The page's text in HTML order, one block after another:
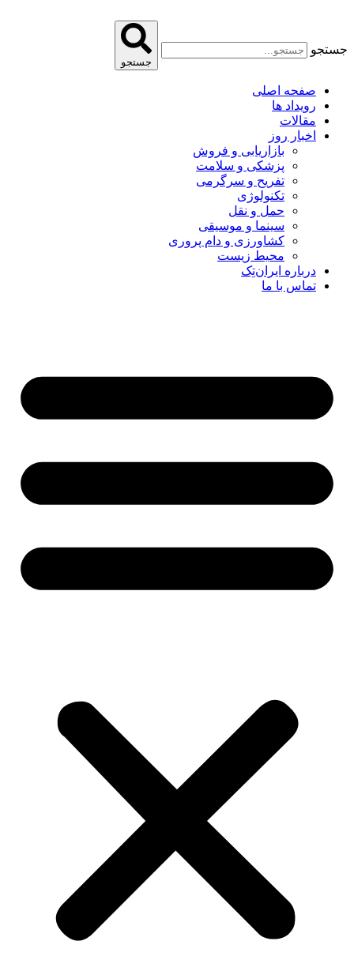
جستجو
جستجو
صفحه اصلی
رویداد ها
مقالات
اخبار روز
بازاریابی و فروش
پزشکی و سلامت
تفریح و سرگرمی
تکنولوژی
حمل و نقل
سینما و موسیقی
کشاورزی و دام پروری
محیط زیست
درباره ایران‌تِک
تماس با ما